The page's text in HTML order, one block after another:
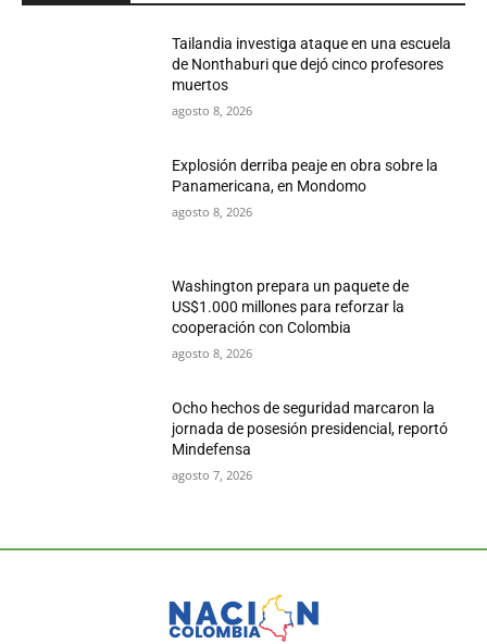
Tailandia investiga ataque en una escuela
de Nonthaburi que dejó cinco profesores
muertos
agosto 8, 2026
Explosión derriba peaje en obra sobre la
Panamericana, en Mondomo
agosto 8, 2026
Washington prepara un paquete de
US$1.000 millones para reforzar la
cooperación con Colombia
agosto 8, 2026
Ocho hechos de seguridad marcaron la
jornada de posesión presidencial, reportó
Mindefensa
agosto 7, 2026